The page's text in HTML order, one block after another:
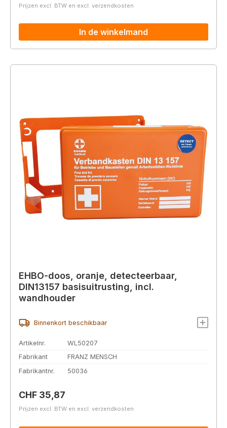
Prijzen excl. BTW en excl. verzendkosten
In de winkelmand
EHBO-doos, oranje, detecteerbaar,
DIN13157 basisuitrusting, incl.
wandhouder
Binnenkort beschikbaar
Artikelnr.
WL50207
Fabrikant
FRANZ MENSCH
Fabrikantnr.
50036
Normale prijs:
CHF 35,87
Prijzen excl. BTW en excl. verzendkosten